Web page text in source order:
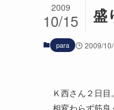
盛
2009
10/15
para 2009/
Ｋ西さん２日目。
相変わらず筋良